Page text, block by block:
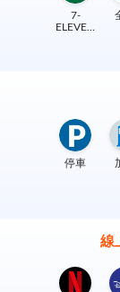
7-
ELEVEN
停車
線